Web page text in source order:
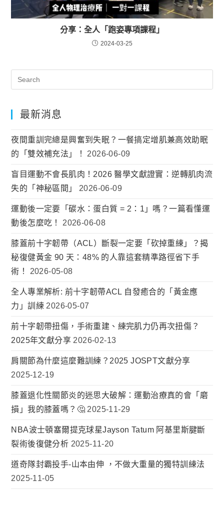
分享：全人「跑姿專項課程」
2024-03-25
最新消息
夜間重訓完總是興奮到失眠？一餐搞定增肌兼高效助眠
的「雙效補充法」！
2026-06-09
盲目運動不會長肌肉！2026 醫學文獻證實：逆轉肌肉流
失的「神秘區間」
2026-06-09
運動後一定要「碳水：蛋白質 = 2：1」嗎？一篇看懂運
動後怎麼吃！
2026-06-08
膝蓋前十字韌帶（ACL）斷裂一定要「砍掉重練」？揭
秘復健黃金 90 天：48% 的人靠這套精準路徑省下手
術！
2026-05-08
全人專業解析: 前十字韌帶ACL 自發癒合的「黃金應
力」訓練 2026-05-07
前十字韌帶扭傷，手術重建、練完肌力仍再次扭傷？
2025年文獻分享 2026-02-13
肩關節為什麼這麼難訓練？2025 JOSPT文獻分享
2025-12-19
膝蓋退化性關節炎的迷思大破解：運動治療真的會「磨
損」我的膝蓋嗎？🤔 2025-11-29
NBA波士頓塞爾提克球星Jayson Tatum 阿基里斯腱斷
裂術後復健分析 2025-11-20
道奇隊封霸投手-山本由伸 ，不做大重量的獨特訓練法
2025-11-05